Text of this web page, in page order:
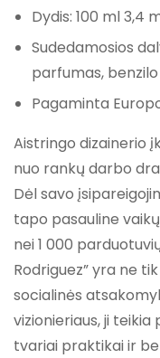
Dydis: 100 ml 3,4
Sudedamosios
parfumas,
Pagaminta
Aistringo dizainerio
nuo rankų darbo
Dėl savo
tapo pasauline
nei 1 000
Rodriguez” yra ne
socialinės
vizionieriaus, ji
tvariai praktikai ir